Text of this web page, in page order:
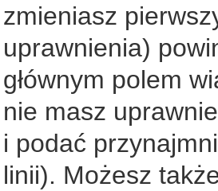
zmieniasz
uprawnienia)
głównym polem
nie masz
i podać
linii). Możesz